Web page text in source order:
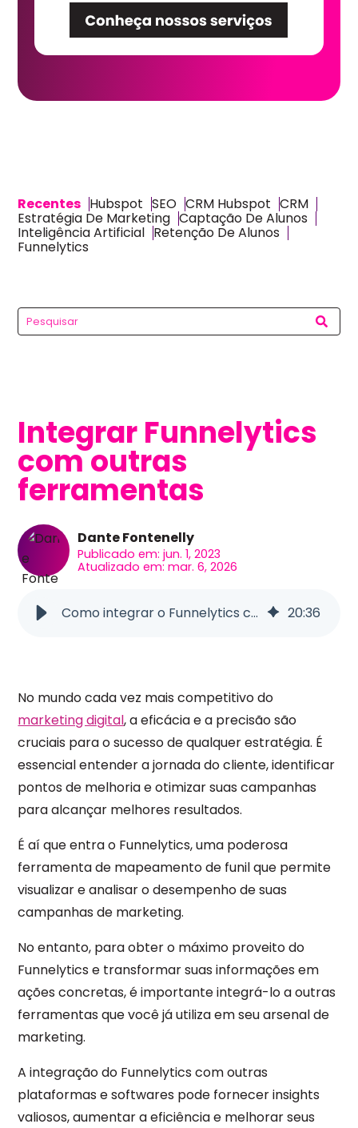
Recentes Hubspot SEO CRM Hubspot CRM
Estratégia De Marketing Captação De Alunos
Inteligência Artificial Retenção De Alunos
Funnelytics
Integrar Funnelytics
com outras
ferramentas
Dante Fontenelly
Publicado em: jun. 1, 2023
Atualizado em: mar. 6, 2026
Como integrar o Funnelytics com outras ferramentas? 4revops 20:36
No mundo cada vez mais competitivo do
marketing digital, a eficácia e a precisão são
cruciais para o sucesso de qualquer estratégia. É
essencial entender a jornada do cliente, identificar
pontos de melhoria e otimizar suas campanhas
para alcançar melhores resultados.
É aí que entra o Funnelytics, uma poderosa
ferramenta de mapeamento de funil que permite
visualizar e analisar o desempenho de suas
campanhas de marketing.
No entanto, para obter o máximo proveito do
Funnelytics e transformar suas informações em
ações concretas, é importante integrá-lo a outras
ferramentas que você já utiliza em seu arsenal de
marketing.
A integração do Funnelytics com outras
plataformas e softwares pode fornecer insights
valiosos, aumentar a eficiência e melhorar seus